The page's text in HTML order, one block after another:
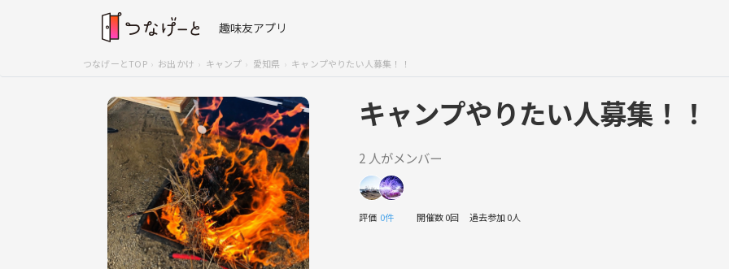
趣味友アプリ
つなげーとTOP お出かけ キャンプ 愛知県 キャンプやりたい人募集！！
キャンプやりたい人募集！！
2 人がメンバー
評価 0件 開催数 0回 過去参加 0人